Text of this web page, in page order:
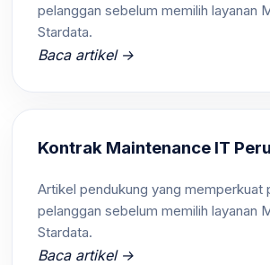
pelanggan sebelum memilih layanan
Stardata.
Baca artikel →
Kontrak Maintenance IT
Artikel pendukung yang memperkuat
pelanggan sebelum memilih layanan
Stardata.
Baca artikel →